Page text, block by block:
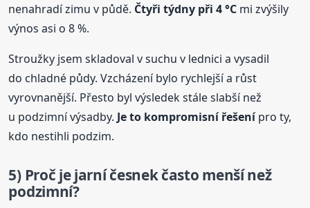
nenahradí zimu v půdě. Čtyři týdny při 4 °C mi zvýšily
výnos asi o 8 %.
Stroužky jsem skladoval v suchu v lednici a vysadil
do chladné půdy. Vzcházení bylo rychlejší a růst
vyrovnanější. Přesto byl výsledek stále slabší než
u podzimní výsadby. Je to kompromisní řešenípro ty,
kdo nestihli podzim.
5) Proč jejarníčesnek často menší než
podzimní?